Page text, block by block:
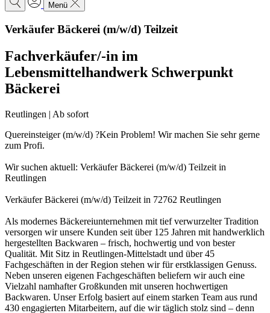
Menü
Verkäufer Bäckerei (m/w/d) Teilzeit
Fachverkäufer/-in im
Lebensmittelhandwerk Schwerpunkt
Bäckerei
Reutlingen | Ab sofort
Quereinsteiger (m/w/d) ?Kein Problem! Wir machen Sie sehr gerne
zum Profi.
Wir suchen aktuell: Verkäufer Bäckerei (m/w/d) Teilzeit in
Reutlingen
Verkäufer Bäckerei (m/w/d) Teilzeit in 72762 Reutlingen
Als modernes Bäckereiunternehmen mit tief verwurzelter Tradition
versorgen wir unsere Kunden seit über 125 Jahren mit handwerklich
hergestellten Backwaren – frisch, hochwertig und von bester
Qualität. Mit Sitz in Reutlingen-Mittelstadt und über 45
Fachgeschäften in der Region stehen wir für erstklassigen Genuss.
Neben unseren eigenen Fachgeschäften beliefern wir auch eine
Vielzahl namhafter Großkunden mit unseren hochwertigen
Backwaren. Unser Erfolg basiert auf einem starken Team aus rund
430 engagierten Mitarbeitern, auf die wir täglich stolz sind – denn